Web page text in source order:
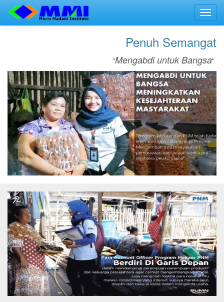
Penuh Semangat
"Mengabdi untuk Bangsa"